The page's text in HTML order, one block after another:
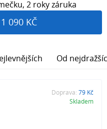
2 roky záruka
090 KČ
Od
Doprava: 79 Kč
Skladem